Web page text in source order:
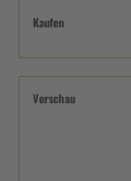
Kaufen
Vorschau